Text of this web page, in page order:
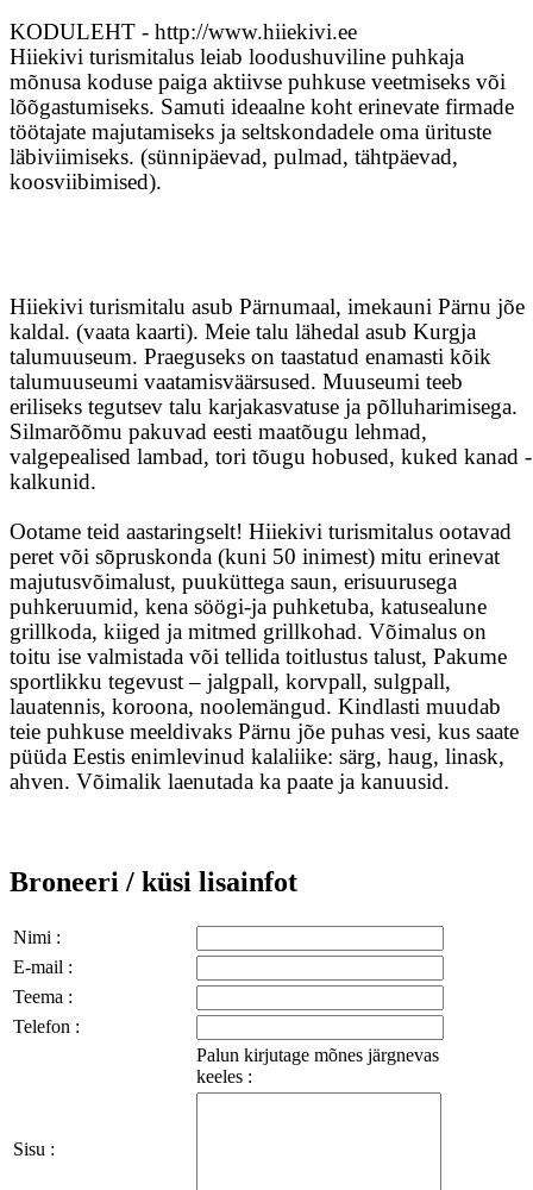
KODULEHT - http://www.hiiekivi.ee
Hiiekivi turismitalus leiab loodushuviline puhkaja
mõnusa koduse paiga aktiivse puhkuse veetmiseks või
lõõgastumiseks. Samuti ideaalne koht erinevate firmade
töötajate majutamiseks ja seltskondadele oma ürituste
läbiviimiseks. (sünnipäevad, pulmad, tähtpäevad,
koosviibimised).
Hiiekivi turismitalu asub Pärnumaal, imekauni Pärnu jõe
kaldal. (vaata kaarti). Meie talu lähedal asub Kurgja
talumuuseum. Praeguseks on taastatud enamasti kõik
talumuuseumi vaatamisväärsused. Muuseumi teeb
eriliseks tegutsev talu karjakasvatuse ja põlluharimisega.
Silmarõõmu pakuvad eesti maatõugu lehmad,
valgepealised lambad, tori tõugu hobused, kuked kanad -
kalkunid.
Ootame teid aastaringselt! Hiiekivi turismitalus ootavad
peret või sõpruskonda (kuni 50 inimest) mitu erinevat
majutusvõimalust, puuküttega saun, erisuurusega
puhkeruumid, kena söögi-ja puhketuba, katusealune
grillkoda, kiiged ja mitmed grillkohad. Võimalus on
toitu ise valmistada või tellida toitlustus talust, Pakume
sportlikku tegevust – jalgpall, korvpall, sulgpall,
lauatennis, koroona, noolemängud. Kindlasti muudab
teie puhkuse meeldivaks Pärnu jõe puhas vesi, kus saate
püüda Eestis enimlevinud kalaliike: särg, haug, linask,
ahven. Võimalik laenutada ka paate ja kanuusid.
Broneeri / küsi lisainfot
Nimi :
E-mail :
Teema :
Telefon :
Palun kirjutage mõnes järgnevas
keeles :
Sisu :